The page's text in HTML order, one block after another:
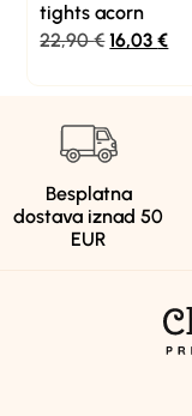
tights acorn
22,90€ 16,03€
Besplatna
dostava iznad 50
EUR